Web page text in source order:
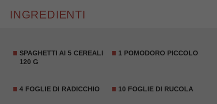
INGREDIENTI
SPAGHETTI AI 5 CEREALI
120 G
1 POMODORO PICCOLO
4 FOGLIE DI RADICCHIO 10 FOGLIE DI RUCOLA